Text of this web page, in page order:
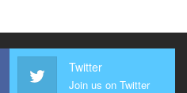
Twitter
Join us on Twitter